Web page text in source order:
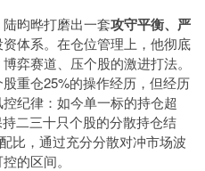
昀晔打磨出一套攻守平衡、严
体系。在仓位管理上，他彻底
弈赛道、压个股的激进打法。
重仓25%的操作经历，但经历
纪律：如今单一标的持仓超
二三十只个股的分散持仓结
比，通过充分分散对冲市场波
的区间。